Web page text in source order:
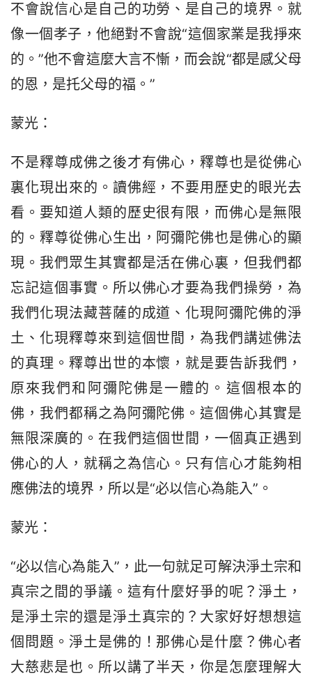
不會說信心是自己的功勞、是自己的境界。就
像一個孝子，他絕對不會說“這個家業是我掙來
的。”他不會這麼大言不慚，而会說“都是感父母
的恩，是托父母的福。”
蒙光：
不是釋尊成佛之後才有佛心，釋尊也是從佛心
裏化現出來的。讀佛經，不要用歷史的眼光去
看。要知道人類的歷史很有限，而佛心是無限
的。釋尊從佛心生出，阿彌陀佛也是佛心的顯
現。我們眾生其實都是活在佛心裏，但我們都
忘記這個事實。所以佛心才要為我們操勞，為
我們化現法藏菩薩的成道、化現阿彌陀佛的淨
土、化現釋尊來到這個世間，為我們講述佛法
的真理。釋尊出世的本懷，就是要告訴我們，
原來我們和阿彌陀佛是一體的。這個根本的
佛，我們都稱之為阿彌陀佛。這個佛心其實是
無限深廣的。在我們這個世間，一個真正遇到
佛心的人，就稱之為信心。只有信心才能夠相
應佛法的境界，所以是“必以信心為能入”。
蒙光：
“必以信心為能入”，此一句就足可解決淨土宗和
真宗之間的爭議。這有什麼好爭的呢？淨土，
是淨土宗的還是淨土真宗的？大家好好想想這
個問題。淨土是佛的！那佛心是什麼？佛心者
大慈悲是也。所以講了半天，你是怎麼理解大